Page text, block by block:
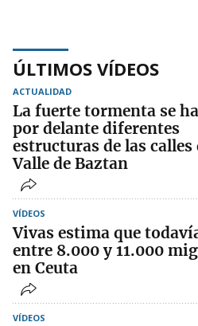
ÚLTIMOS VÍDEOS
ACTUALIDAD
La fuerte tormenta se
por delante diferentes
estructuras de las calles
Valle de Baztan
VÍDEOS
Vivas estima que
entre 8.000 y 11.000
en Ceuta
VÍDEOS